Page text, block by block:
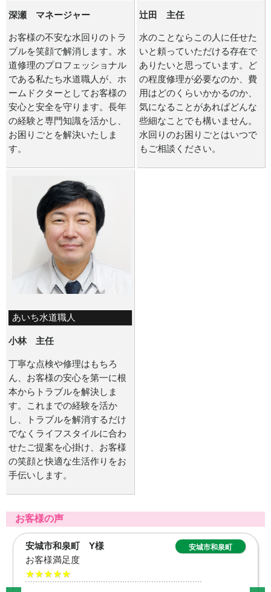
深瀬 マネージャー
お客様の不安な水回りのトラ
ブルを笑顔で解消します。水
道修理のプロフェッショナル
である私たち水道職人が、ホ
ームドクターとしてお客様の
安心と安全を守ります。長年
の経験と専門知識を活かし、
お困りごとを解決いたしま
す。
辻田 主任
水のことならこの人に任せた
いと頼っていただける存在で
ありたいと思っています。ど
の程度修理が必要なのか、費
用はどのくらいかかるのか、
気になることがあればどんな
些細なことでも構いません。
水回りのお困りごとはいつで
もご相談ください。
あいち水道職人
小林 主任
丁寧な点検や修理はもちろ
ん、お客様の安心を第一に根
本からトラブルを解決しま
す。これまでの経験を活か
し、トラブルを解消するだけ
でなくライフスタイルに合わ
せたご提案を心掛け、お客様
の笑顔と快適な生活作りをお
手伝いします。
お客様の声
日進市五色園 T様 日進市五色園
お客様満足度
★★★★★